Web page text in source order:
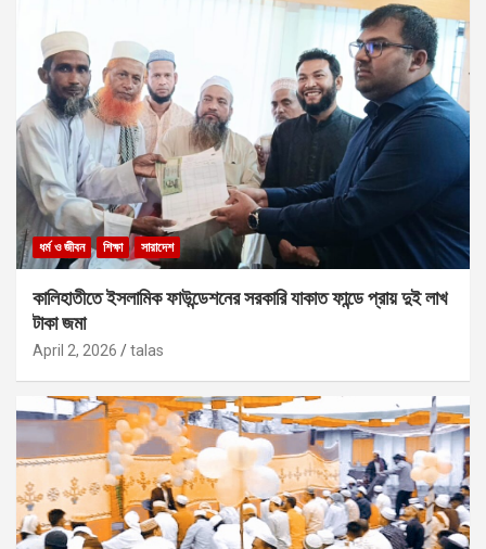
ধর্ম ও জীবন শিক্ষা সারাদেশ
কালিহাতীতে ইসলামিক ফাউন্ডেশনের সরকারি যাকাত ফান্ডে প্রায় দুই লাখ
টাকা জমা
April 2, 2026 talas